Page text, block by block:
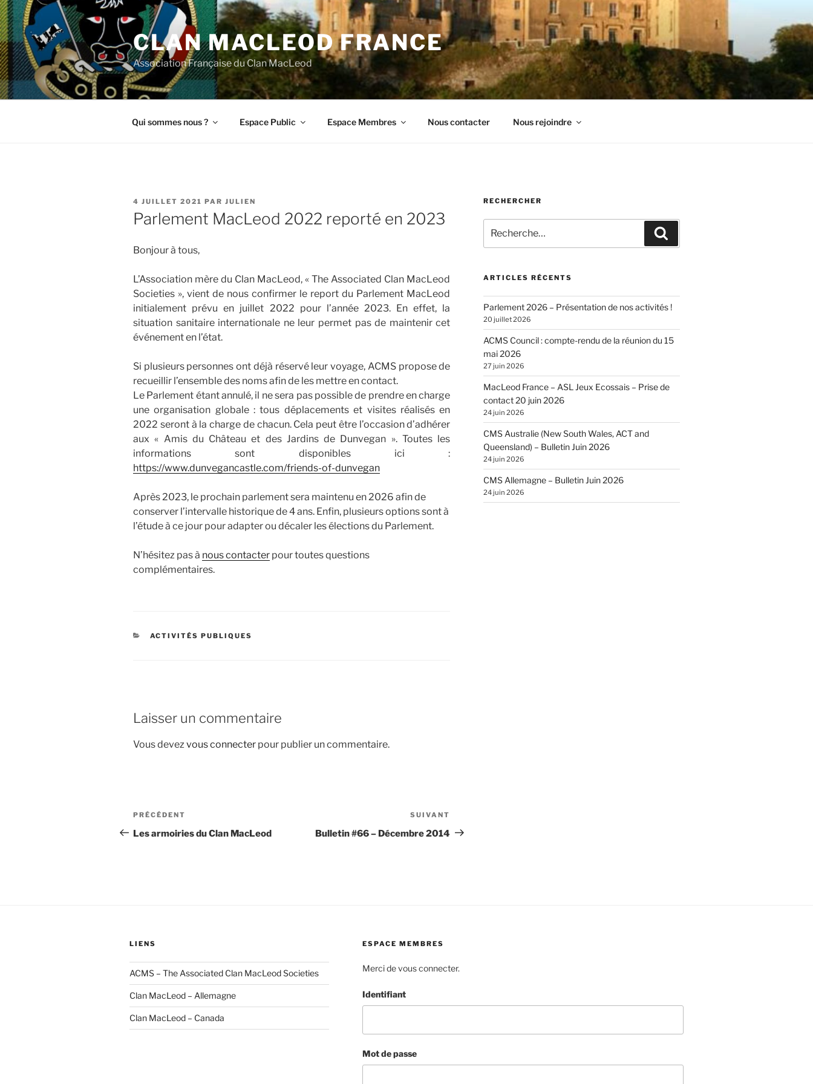
Aller
au
contenu
principal
CLAN MACLEOD FRANCE
Association Française du Clan MacLeod
Qui sommes nous ? Espace Public Espace Membres Nous contacter Nous rejoindre
PUBLIÉ
LE
4 JUILLET 2021 PAR JULIEN
Parlement MacLeod 2022 reporté en 2023
Bonjour à tous,
L’Association mère du Clan MacLeod, « The Associated Clan MacLeod
Societies », vient de nous confirmer le report du Parlement MacLeod
initialement prévu en juillet 2022 pour l’année 2023. En effet, la
situation sanitaire internationale ne leur permet pas de maintenir cet
événement en l’état.
Si plusieurs personnes ont déjà réservé leur voyage, ACMS propose de
recueillir l’ensemble des noms afin de les mettre en contact.
Le Parlement étant annulé, il ne sera pas possible de prendre en charge
une organisation globale : tous déplacements et visites réalisés en
2022 seront à la charge de chacun. Cela peut être l’occasion d’adhérer
aux « Amis du Château et des Jardins de Dunvegan ». Toutes les
informations sont disponibles ici :
https://www.dunvegancastle.com/friends-of-dunvegan
Après 2023, le prochain parlement sera maintenu en 2026 afin de
conserver l’intervalle historique de 4 ans. Enfin, plusieurs options sont à
l’étude à ce jour pour adapter ou décaler les élections du Parlement.
N’hésitez pas à nous contacter pour toutes questions
complémentaires.
CATÉGORIES
ACTIVITÉS PUBLIQUES
Laisser un commentaire
Vous devez vous connecter pour publier un commentaire.
Navigation
de
Article
précédent
PRÉCÉDENT
Les armoiries du Clan MacLeod
suivant
SUIVANT
Bulletin #66 – Décembre 2014
RECHERCHER
pour
:
ARTICLES RÉCENTS
Parlement 2026 – Présentation de nos activités !
20 juillet 2026
ACMS Council : compte-rendu de la réunion du 15
mai 2026
27 juin 2026
MacLeod France – ASL Jeux Ecossais – Prise de
contact 20 juin 2026
24 juin 2026
CMS Australie (New South Wales, ACT and
Queensland) – Bulletin Juin 2026
24 juin 2026
CMS Allemagne – Bulletin Juin 2026
24 juin 2026
LIENS
ACMS – The Associated Clan MacLeod Societies
Clan MacLeod – Allemagne
Clan MacLeod – Canada
ESPACE MEMBRES
Merci de vous connecter.
Identifiant
Mot de passe